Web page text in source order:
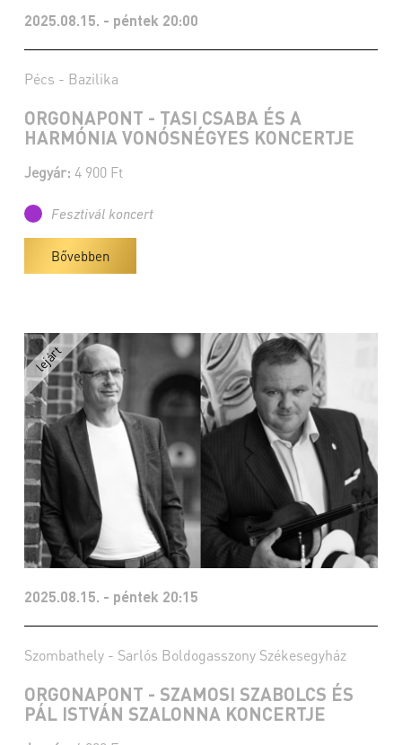
2025.08.15. - péntek 20:00
Pécs - Bazilika
ORGONAPONT - TASI CSABA ÉS A
HARMÓNIA VONÓSNÉGYES KONCERTJE
Jegyár: 4 900 Ft
Fesztivál koncert
Bővebben
2025.08.15. - péntek 20:15
Szombathely - Sarlós Boldogasszony Székesegyház
ORGONAPONT - SZAMOSI SZABOLCS ÉS
PÁL ISTVÁN SZALONNA KONCERTJE